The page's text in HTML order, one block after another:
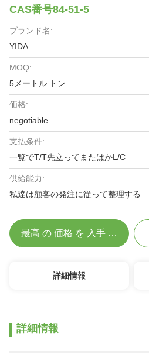
CAS番号84-51-5
ブランド名:
YIDA
MOQ:
5メートル トン
価格:
negotiable
支払条件:
一覧でT/T先立ってまたはかL/C
供給能力:
私達は顧客の発注に従って整理する
最高 の 価格 を 入手 する
詳細情報
詳細情報